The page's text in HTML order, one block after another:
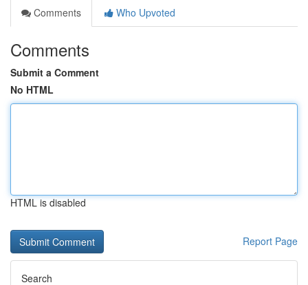
Comments
Who Upvoted
Comments
Submit a Comment
No HTML
HTML is disabled
Report Page
Search